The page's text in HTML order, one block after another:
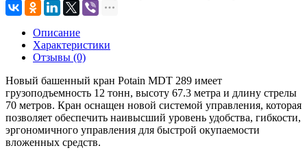
Описание
Характеристики
Отзывы (0)
Новый башенный кран Potain MDT 289 имеет
грузоподъемность 12 тонн, высоту 67.3 метра и длину стрелы
70 метров. Кран оснащен новой системой управления, которая
позволяет обеспечить наивысший уровень удобства, гибкости,
эргономичного управления для быстрой окупаемости
вложенных средств.